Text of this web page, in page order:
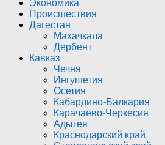
Экономика
Происшествия
Дагестан
Махачкала
Дербент
Кавказ
Чечня
Ингушетия
Осетия
Кабардино-Балкария
Карачаево-Черкесия
Адыгея
Краснодарский край